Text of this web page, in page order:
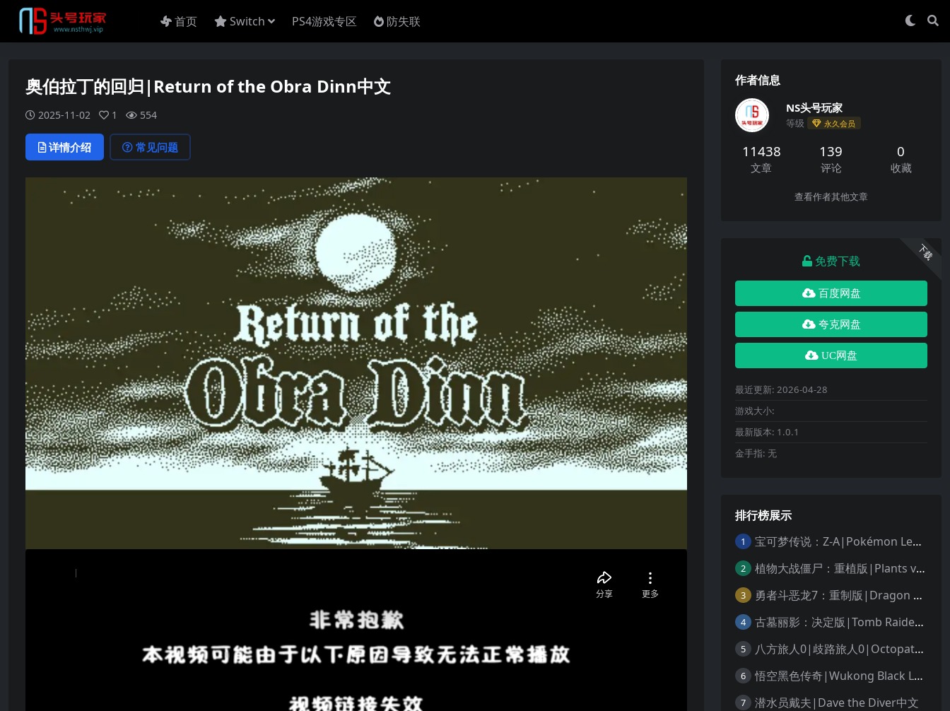
首页 Switch PS4游戏专区 防失联
奥伯拉丁的回归|Return of the Obra Dinn中文
2025-11-02 1 554
详情介绍 常见问题
作者信息
NS头号玩家
等级 永久会员
11438
文章
139
评论
0
收藏
查看作者其他文章
下载
免费下载
百度网盘
夸克网盘
UC网盘
最近更新: 2026-04-28
游戏大小:
最新版本: 1.0.1
金手指: 无
排行榜展示
1 宝可梦传说：Z-A|Pokémon Legends: Z-A中文
2 植物大战僵尸：重植版|Plants vs. Zombies: Replanted中文
3 勇者斗恶龙7：重制版|Dragon Quest VII Reimagined中文
4 古墓丽影：决定版|Tomb Raider: Definitive Edition中文
5 八方旅人0|歧路旅人0|Octopath Traveler 0中文
6 悟空黑色传奇|Wukong Black Legend
7 潜水员戴夫|Dave the Diver中文